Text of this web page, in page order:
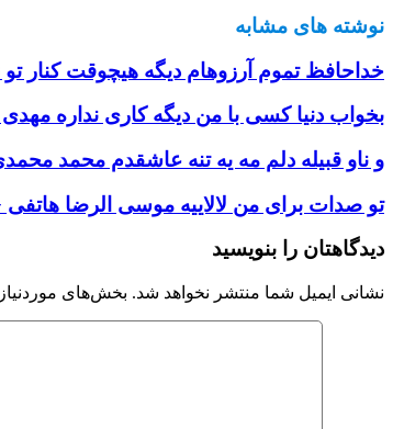
نوشته های مشابه
خداحافظ تموم آرزوهام دیگه هیچوقت کنار تو
بخواب دنیا کسی با من دیگه کاری نداره مهدی
و ناو قبیله دلم مه یه تنه عاشقدم محمد
تو صدات برای من لالاییه موسی الرضا هاتفی
دیدگاهتان را بنویسید
نشانی ایمیل شما منتشر نخواهد شد. بخش‌های